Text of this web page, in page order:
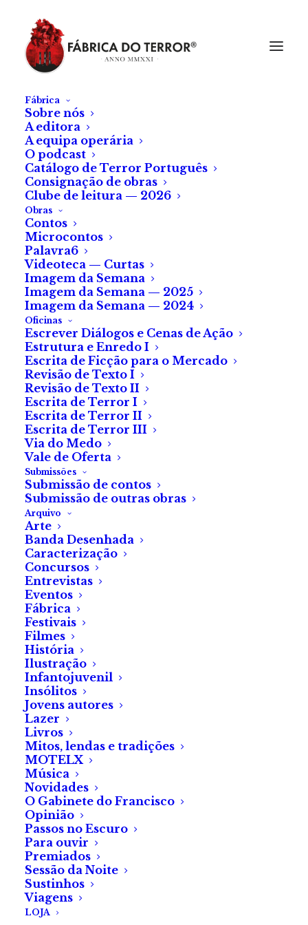
Fábrica
Sobre nós
A editora
A equipa operária
O podcast
Catálogo de Terror Português
Consignação de obras
Clube de leitura — 2026
Obras
Contos
Microcontos
Palavra6
Videoteca — Curtas
Imagem da Semana
Imagem da Semana — 2025
Imagem da Semana — 2024
Oficinas
Escrever Diálogos e Cenas de Ação
Estrutura e Enredo I
Escrita de Ficção para o Mercado
Revisão de Texto I
Revisão de Texto II
Escrita de Terror I
Escrita de Terror II
Escrita de Terror III
Via do Medo
Vale de Oferta
Submissões
Submissão de contos
Submissão de outras obras
Arquivo
Arte
Banda Desenhada
Caracterização
Concursos
Entrevistas
Eventos
Fábrica
Festivais
Filmes
História
Ilustração
Infantojuvenil
Insólitos
Jovens autores
Lazer
Livros
Mitos, lendas e tradições
MOTELX
Música
Novidades
O Gabinete do Francisco
Opinião
Passos no Escuro
Para ouvir
Premiados
Sessão da Noite
Sustinhos
Viagens
LOJA
Segredistas
deLiliana Duarte Pereira
Eles vivem nos ninhos abandonados das cegonhas.
A elevação acentua-lhes a altivez.
Entre os gravetos secos e engenhosamente colados
com saliva, são invisíveis.
Intrusos que, vistos, se desfazem em pó.
Eles vivem nos ninhos abandonados das cegonhas.
Têm asas cor de ouro, ornamentadas como filigrana.
Fogem da luz. Fogem da chuva. Não se queimam. Não
se molham.
Voam coordenados, furando a noite e desafiando as
brechas mais estreitas.
Eles vivem nos ninhos abandonados das cegonhas.
Majestosos na arte camuflada de chegar.
Pousam na cartilagem das orelhas, sem
interromperem os sonos.
Segredam atrocidades.
Eles vivem nos ninhos abandonados das cegonhas.